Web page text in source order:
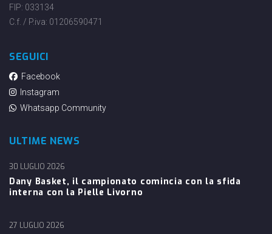
FIP: 033134
C.f. / P.iva: 01206590471
SEGUICI
Facebook
Instagram
Whatsapp Community
ULTIME NEWS
Dany Basket, il campionato comincia con la sfida
interna con la Pielle Livorno
30 LUGLIO 2026
27 LUGLIO 2026